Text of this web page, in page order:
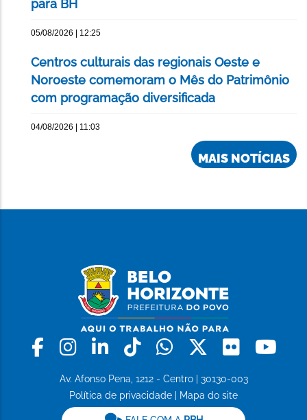
para BH
05/08/2026 | 12:25
Centros culturais das regionais Oeste e
Noroeste comemoram o Mês do Patrimônio
com programação diversificada
04/08/2026 | 11:03
MAIS NOTÍCIAS
Facebook
Instagram
LinkedinTiktokWhatsapp
X Flickr
Av. Afonso Pena, 1212 - Centro | 30130-003
Política de privacidade
Mapa do site